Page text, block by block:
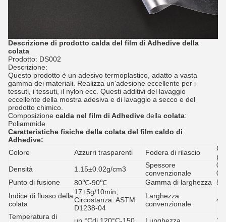
Descrizione di prodotto calda del film di Adhedive della
colata
Prodotto: DS002
Descrizione:
Questo prodotto è un adesivo termoplastico, adatto a vasta
gamma dei materiali. Realizza un'adesione eccellente per i
tessuti, i tessuti, il nylon ecc. Questi additivi del lavaggio
eccellente della mostra adesiva e di lavaggio a secco e del
prodotto chimico.
Composizione calda nel film di Adhedive della colata:
Poliammide
Caratteristiche fisiche della colata del film caldo di
Adhedive:
Colore
Azzurri trasparenti Fodera di rilascio
Densità
1.15±0.02g/cm3
Spessore
convenzionale
Punto di fusione
80℃-90℃ Gamma di larghezza
Indice di flusso della
colata
17±5g/10min;
Circostanza: ASTM
D1238-04
Larghezza
convenzionale
Temperatura di